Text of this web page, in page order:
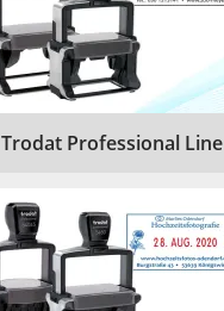
Trodat Professional Line